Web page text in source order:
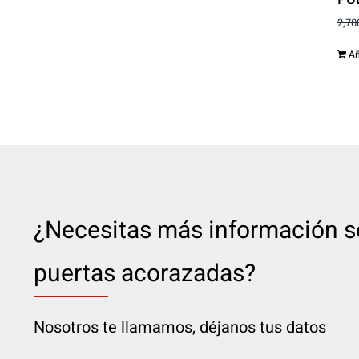
¿Necesitas más información
puertas acorazadas?
Nosotros te llamamos, déjanos tus datos